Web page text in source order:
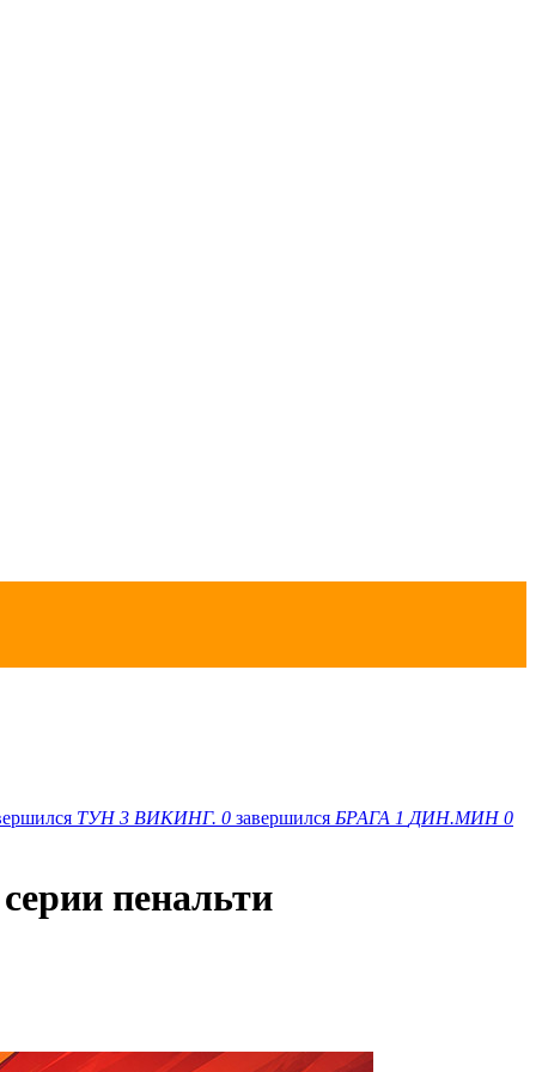
ТУН 3 ВИКИНГ. 0 завершился БРАГА 1 ДИН.МИН 0
пенальти